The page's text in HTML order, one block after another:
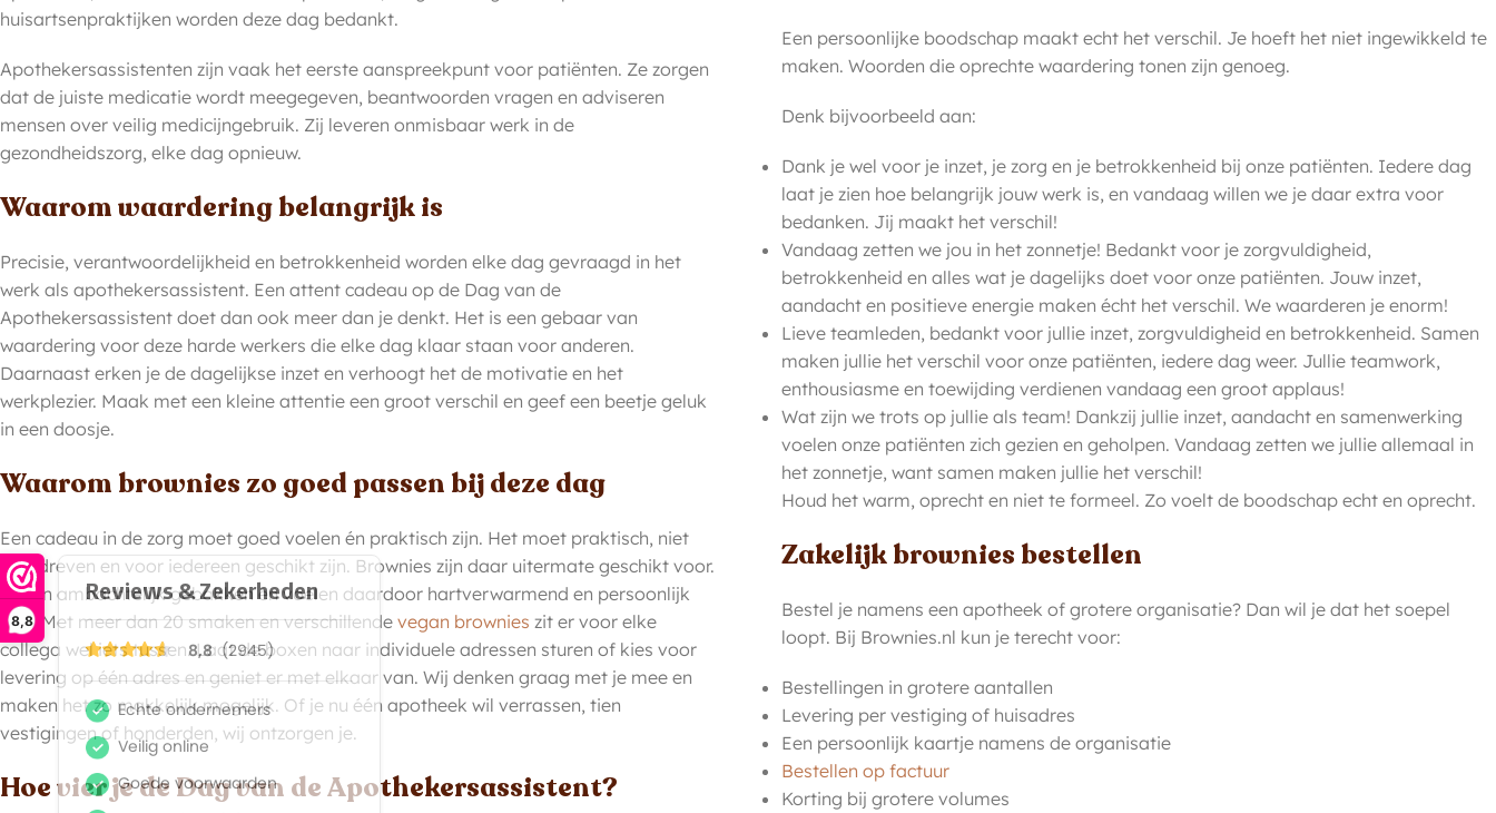
8,8
huisartsenpraktijken worden deze dag bedankt.
Apothekersassistenten zijn vaak het eerste aanspreekpunt voor patiënten. Ze zorgen
dat de juiste medicatie wordt meegegeven, beantwoorden vragen en adviseren
mensen over veilig medicijngebruik. Zij leveren onmisbaar werk in de
gezondheidszorg, elke dag opnieuw.
Waarom waardering belangrijk is
Precisie, verantwoordelijkheid en betrokkenheid worden elke dag gevraagd in het
werk als apothekersassistent. Een attent cadeau op de Dag van de
Apothekersassistent doet dan ook meer dan je denkt. Het is een gebaar van
waardering voor deze harde werkers die elke dag klaar staan voor anderen.
Daarnaast erken je de dagelijkse inzet en verhoogt het de motivatie en het
werkplezier. Maak met een kleine attentie een groot verschil en geef een beetje geluk
in een doosje.
Waarom brownies zo goed passen bij deze dag
Een cadeau in de zorg moet goed voelen én praktisch zijn. Het moet praktisch, niet
overdreven en voor iedereen geschikt zijn. Brownies zijn daar uitermate geschikt voor.
Ze zijn ambachtelijk gebakken en voelen daardoor hartverwarmend en persoonlijk
aan. Met meer dan 20 smaken en verschillende vegan brownies zit er voor elke
collega wel iets tussen. Laat de boxen naar individuele adressen sturen of kies voor
levering op één adres en geniet er met elkaar van. Wij denken graag met je mee en
maken het zo makkelijk mogelijk. Of je nu één apotheek wil verrassen, tien
vestigingen of honderden, wij ontzorgen je.
Hoe vier je de Dag van de Apothekersassistent?
Een persoonlijke boodschap maakt echt het verschil. Je hoeft het niet ingewikkeld te
maken. Woorden die oprechte waardering tonen zijn genoeg.
Denk bijvoorbeeld aan:
Dank je wel voor je inzet, je zorg en je betrokkenheid bij onze patiënten. Iedere dag
laat je zien hoe belangrijk jouw werk is, en vandaag willen we je daar extra voor
bedanken. Jij maakt het verschil!
Vandaag zetten we jou in het zonnetje! Bedankt voor je zorgvuldigheid,
betrokkenheid en alles wat je dagelijks doet voor onze patiënten. Jouw inzet,
aandacht en positieve energie maken écht het verschil. We waarderen je enorm!
Lieve teamleden, bedankt voor jullie inzet, zorgvuldigheid en betrokkenheid. Samen
maken jullie het verschil voor onze patiënten, iedere dag weer. Jullie teamwork,
enthousiasme en toewijding verdienen vandaag een groot applaus!
Wat zijn we trots op jullie als team! Dankzij jullie inzet, aandacht en samenwerking
voelen onze patiënten zich gezien en geholpen. Vandaag zetten we jullie allemaal in
het zonnetje, want samen maken jullie het verschil!
Houd het warm, oprecht en niet te formeel. Zo voelt de boodschap echt en oprecht.
Zakelijk brownies bestellen
Bestel je namens een apotheek of grotere organisatie? Dan wil je dat het soepel
loopt. Bij Brownies.nl kun je terecht voor:
Bestellingen in grotere aantallen
Levering per vestiging of huisadres
Een persoonlijk kaartje namens de organisatie
Bestellen op factuur
Korting bij grotere volumes